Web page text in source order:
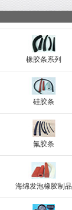
橡胶条系列
硅胶条
氟胶条
海绵发泡橡胶制品